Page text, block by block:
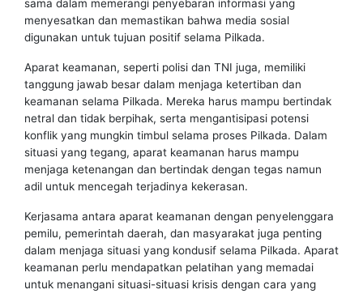
sama dalam memerangi penyebaran informasi yang
menyesatkan dan memastikan bahwa media sosial
digunakan untuk tujuan positif selama Pilkada.
Aparat keamanan, seperti polisi dan TNI juga, memiliki
tanggung jawab besar dalam menjaga ketertiban dan
keamanan selama Pilkada. Mereka harus mampu bertindak
netral dan tidak berpihak, serta mengantisipasi potensi
konflik yang mungkin timbul selama proses Pilkada. Dalam
situasi yang tegang, aparat keamanan harus mampu
menjaga ketenangan dan bertindak dengan tegas namun
adil untuk mencegah terjadinya kekerasan.
Kerjasama antara aparat keamanan dengan penyelenggara
pemilu, pemerintah daerah, dan masyarakat juga penting
dalam menjaga situasi yang kondusif selama Pilkada. Aparat
keamanan perlu mendapatkan pelatihan yang memadai
untuk menangani situasi-situasi krisis dengan cara yang